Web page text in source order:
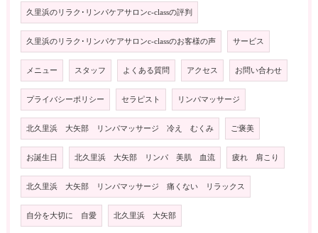
久里浜のリラク･リンパケアサロンc-classの評判
久里浜のリラク･リンパケアサロンc-classのお客様の声 サービス
メニュー スタッフ よくある質問 アクセス お問い合わせ
プライバシーポリシー セラピスト リンパマッサージ
北久里浜 大矢部 リンパマッサージ 冷え むくみ ご褒美
お誕生日 北久里浜 大矢部 リンパ 美肌 血流 疲れ 肩こり
北久里浜 大矢部 リンパマッサージ 痛くない リラックス
自分を大切に 自愛 北久里浜 大矢部